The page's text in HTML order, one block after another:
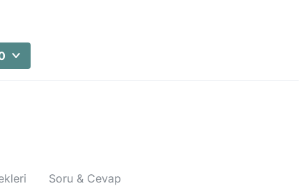
Soru & Cevap